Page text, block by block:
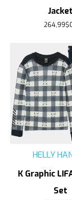
Jacket
HELLY
K Graphic
Set